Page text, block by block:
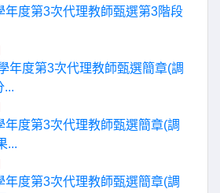
年度第3次代理教師甄選第3階段
年度第3次代理教師甄選簡章(調
...
年度第3次代理教師甄選簡章(調
...
年度第3次代理教師甄選簡章(調